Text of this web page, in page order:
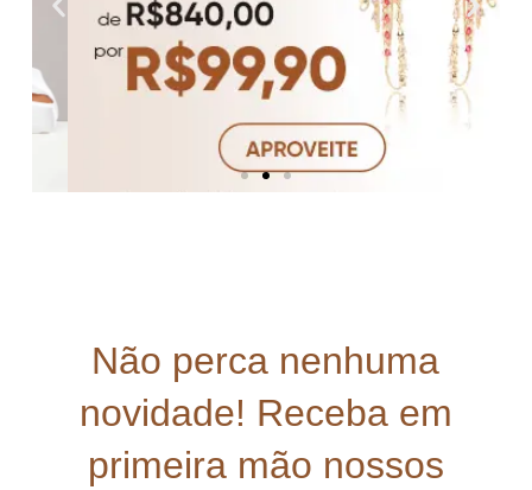
Não perca nenhuma
novidade! Receba em
primeira mão nossos